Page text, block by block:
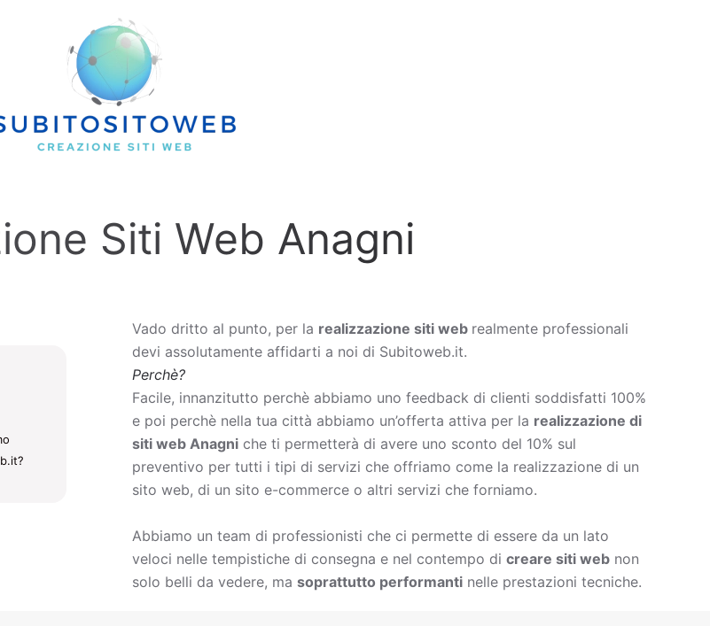
Siti Web Anagni
Vado dritto al punto, per la realizzazione siti web realmente professionali
devi assolutamente affidarti a noi di Subitoweb.it.
Perchè?
Facile, innanzitutto perchè abbiamo uno feedback di clienti soddisfatti 100%
e poi perchè nella tua città abbiamo un’offerta attiva per la realizzazione di
siti web Anagni che ti permetterà di avere uno sconto del 10% sul
preventivo per tutti i tipi di servizi che offriamo come la realizzazione di un
sito web, di un sito e-commerce o altri servizi che forniamo.
Abbiamo un team di professionisti che ci permette di essere da un lato
veloci nelle tempistiche di consegna e nel contempo di creare siti web non
solo belli da vedere, ma soprattutto performanti nelle prestazioni tecniche.